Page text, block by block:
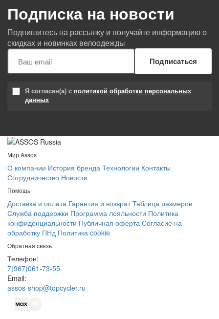
Подписка на новости
Подпишитесь на рассылку и получайте информацию о
скидках и новинках велоодежды
Подписаться
Я согласен(а) с политикой обработки персональных
данных
Мир Assos
О компании История бренда Технологии Контакты
Сотрудничество Новости
Помощь
Доставка и оплата Гарантия и возврат Таблица размеров
Служба поддержки Программа лояльности Политика
конфиденциальности Публичная оферта Согласие на
обработку ПНд Политика cookie
Обратная связь
Телефон:
7(967)061-73-55
Email:
assos-shop@topcycler.ru